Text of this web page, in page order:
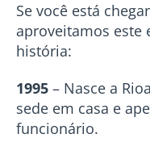
Se você está
aproveitamos este
história:
1995 – Nasce a
sede em casa e
funcionário.